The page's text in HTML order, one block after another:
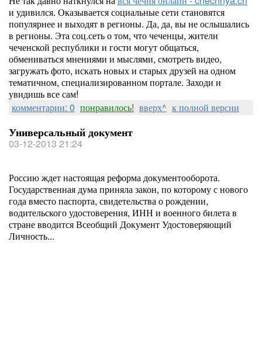
и удивился. Оказывается социальные сети становятся
популярнее и выходят в регионы. Да, да, вы не ослышались
в регионы. Эта соц.сеть о том, что чеченцы, жители
чеченской республики и гости могут общаться,
обмениваться мнениями и мыслями, смотреть видео,
загружать фото, искать новых и старых друзей на одном
тематичном, специализированном портале. Заходи и
увидишь все сам!
комментарии: 0 понравилось! вверх^ к полной версии
Универсальный документ
03-12-2013 21:24
Россию ждет настоящая реформа документооборота.
Государственная дума приняла закон, по которому с нового
года вместо паспорта, свидетельства о рождении,
водительского удостоверения, ИНН и военного билета в
стране вводится Всеобщий Документ Удостоверяющий
Личность...